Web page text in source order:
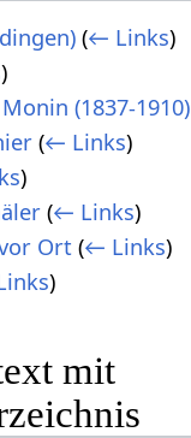
(← Links)
)
(1837-1910)
(← Links)
)
(← Links)
Ort (← Links)
)
mit